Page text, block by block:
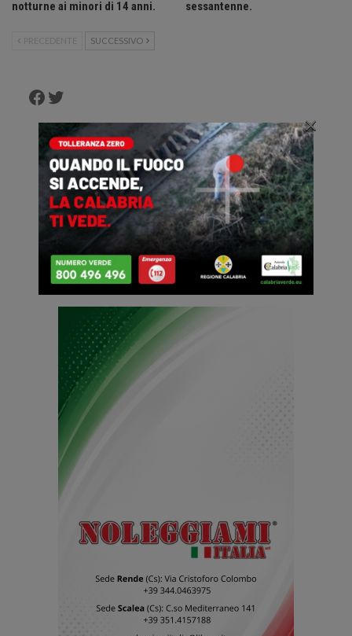
notturne ai minori di 14 anni. sessantenne.
PRECEDENTE SUCCESSIVO
Facebook
Twitter
×